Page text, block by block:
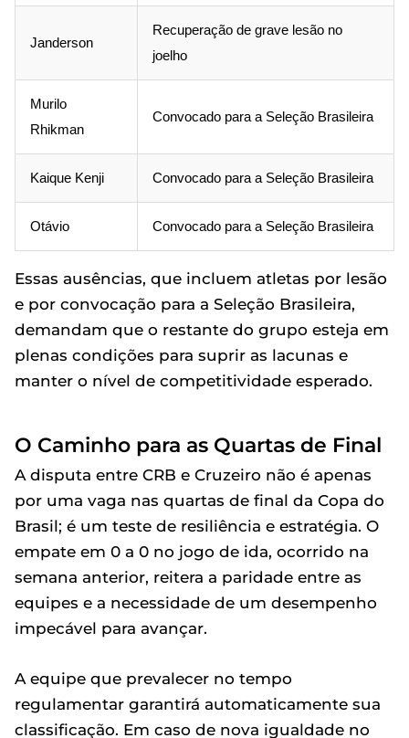
Janderson
Recuperação de grave lesão no
joelho
Murilo
Rhikman
Convocado para a Seleção Brasileira
Kaique Kenji Convocado para a Seleção Brasileira
Otávio Convocado para a Seleção Brasileira
Essas ausências, que incluem atletas por lesão
e por convocação para a Seleção Brasileira,
demandam que o restante do grupo esteja em
plenas condições para suprir as lacunas e
manter o nível de competitividade esperado.
O Caminho para as Quartas de Final
A disputa entre CRB e Cruzeiro não é apenas
por uma vaga nas quartas de final da Copa do
Brasil; é um teste de resiliência e estratégia. O
empate em 0 a 0 no jogo de ida, ocorrido na
semana anterior, reitera a paridade entre as
equipes e a necessidade de um desempenho
impecável para avançar.
A equipe que prevalecer no tempo
regulamentar garantirá automaticamente sua
classificação. Em caso de nova igualdade no